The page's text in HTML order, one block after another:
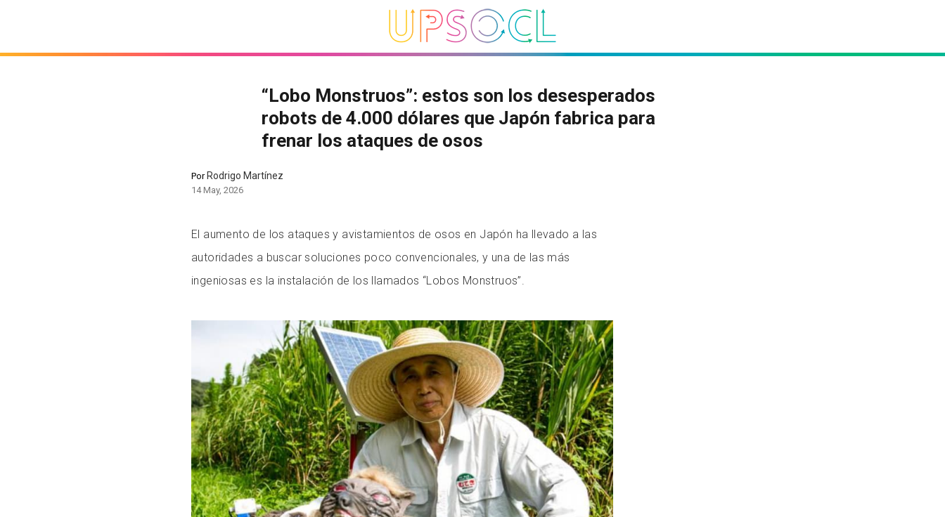
“Lobo Monstruos”: estos son los desesperados
robots de 4.000 dólares que Japón fabrica para
frenar los ataques de osos
PorRodrigo Martínez
14 May, 2026
El aumento de los ataques y avistamientos de osos en Japón ha llevado a las
autoridades a buscar soluciones poco convencionales, y una de las más
ingeniosas es la instalación de los llamados “Lobos Monstruos”.